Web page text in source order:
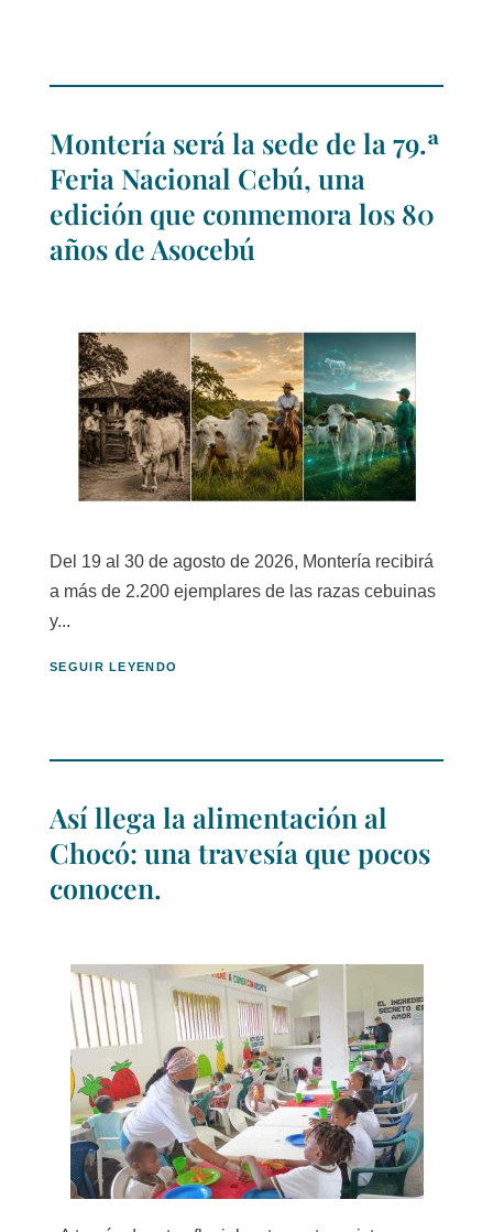
Montería será la sede de la 79.ª
Feria Nacional Cebú, una
edición que conmemora los 80
años de Asocebú
Del 19 al 30 de agosto de 2026, Montería recibirá
a más de 2.200 ejemplares de las razas cebuinas
y...
SEGUIR LEYENDO
Así llega la alimentación al
Chocó: una travesía que pocos
conocen.